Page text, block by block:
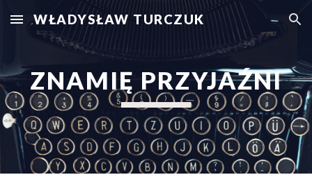
Skip to main content Skip to navigation
WŁADYSŁAW TURCZUK
ZNAMIĘ PRZYJAŹNI